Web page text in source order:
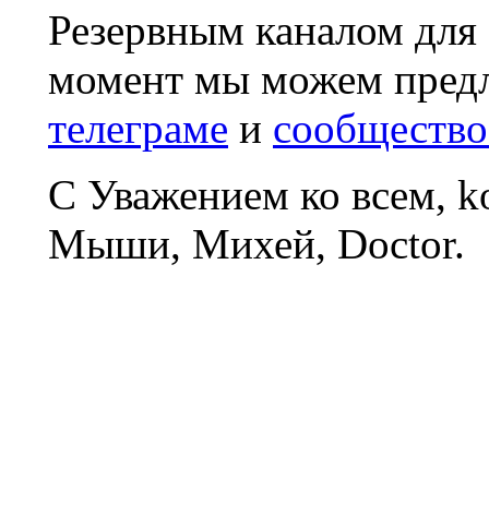
Резервным каналом
момент мы можем
телеграме и
С Уважением ко всем,
Мыши, Михей, Doctor.